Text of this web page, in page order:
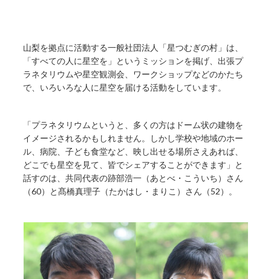
山梨を拠点に活動する一般社団法人「星つむぎの村」は、
「すべての人に星空を」というミッションを掲げ、出張プ
ラネタリウムや星空観測会、ワークショップなどのかたち
で、いろいろな人に星空を届ける活動をしています。
「プラネタリウムというと、多くの方はドーム状の建物を
イメージされるかもしれません。しかし学校や地域のホー
ル、病院、子ども食堂など、映し出せる場所さえあれば、
どこでも星空を見て、皆でシェアすることができます」と
話すのは、共同代表の跡部浩一（あとべ・こういち）さん
（60）と髙橋真理子（たかはし・まりこ）さん（52）。